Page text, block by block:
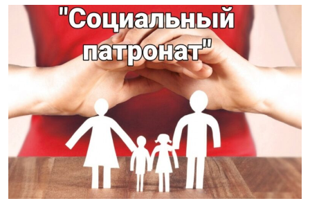
Медицина
Районный центр гигиены и
эпидемиологии
Нормативно-правовая база
Информация для граждан
Правила здорового образа жизни